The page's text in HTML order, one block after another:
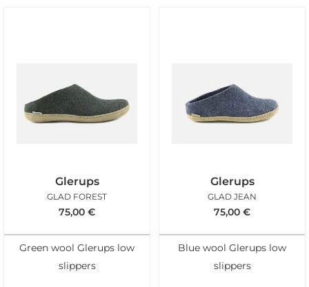
Glerups
GLAD FOREST
75,00 €
Green wool Glerups low
slippers
Glerups
GLAD JEAN
75,00 €
Blue wool Glerups low
slippers